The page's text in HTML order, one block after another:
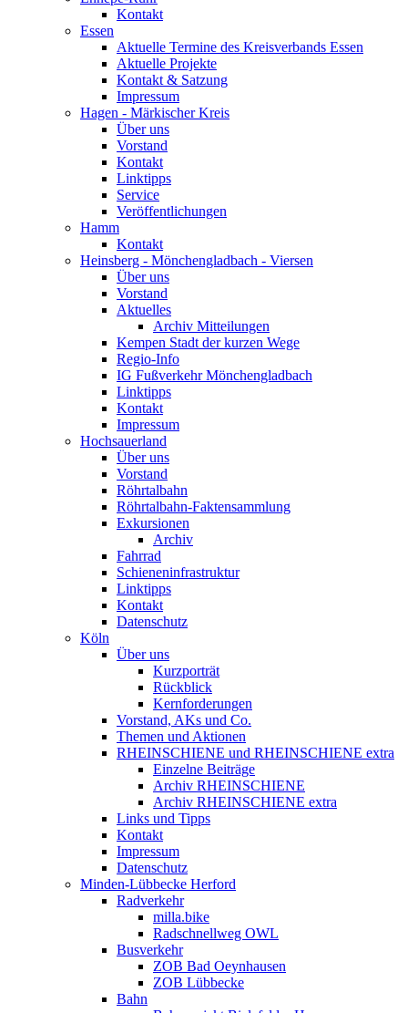
Kontakt
Essen
Aktuelle Termine des Kreisverbands Essen
Aktuelle Projekte
Kontakt & Satzung
Impressum
Hagen - Märkischer Kreis
Über uns
Vorstand
Kontakt
Linktipps
Service
Veröffentlichungen
Hamm
Kontakt
Heinsberg - Mönchengladbach - Viersen
Über uns
Vorstand
Aktuelles
Archiv Mitteilungen
Kempen Stadt der kurzen Wege
Regio-Info
IG Fußverkehr Mönchengladbach
Linktipps
Kontakt
Impressum
Hochsauerland
Über uns
Vorstand
Röhrtalbahn
Röhrtalbahn-Faktensammlung
Exkursionen
Archiv
Fahrrad
Schieneninfrastruktur
Linktipps
Kontakt
Datenschutz
Köln
Über uns
Kurzporträt
Rückblick
Kernforderungen
Vorstand, AKs und Co.
Themen und Aktionen
RHEINSCHIENE und RHEINSCHIENE extra
Einzelne Beiträge
Archiv RHEINSCHIENE
Archiv RHEINSCHIENE extra
Links und Tipps
Kontakt
Impressum
Datenschutz
Minden-Lübbecke Herford
Radverkehr
milla.bike
Radschnellweg OWL
Busverkehr
ZOB Bad Oeynhausen
ZOB Lübbecke
Bahn